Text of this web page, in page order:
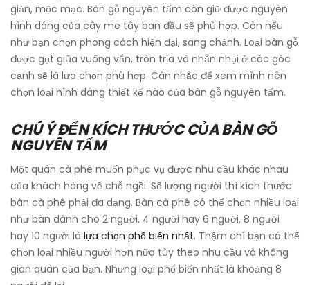
giản, mộc mạc. Bàn gỗ nguyên tấm còn giữ được nguyên
hình dáng của cây me tây ban đầu sẽ phù hợp. Còn nếu
như bạn chọn phong cách hiện đại, sang chảnh. Loại bàn gỗ
được gọt giũa vuông vắn, tròn trịa và nhẵn nhụi ở các góc
cạnh sẽ là lựa chọn phù hợp. Cân nhắc để xem mình nên
chọn loại hình dáng thiết kế nào của bàn gỗ nguyên tấm.
CHÚ Ý ĐẾN KÍCH THƯỚC CỦA BÀN GỖ
NGUYÊN TẤM
Một quán cà phê muốn phục vụ được nhu cầu khác nhau
của khách hàng về chỗ ngồi. Số lượng người thì kích thước
bàn cà phê phải đa dạng. Bàn cà phê có thể chọn nhiều loại
như bàn dành cho 2 người, 4 người hay 6 người, 8 người
hay 10 người là lựa chọn phổ biến nhất. Thậm chí bạn có thể
chọn loại nhiều người hơn nữa tùy theo nhu cầu và không
gian quán của bạn. Nhưng loại phổ biến nhất là khoảng 8